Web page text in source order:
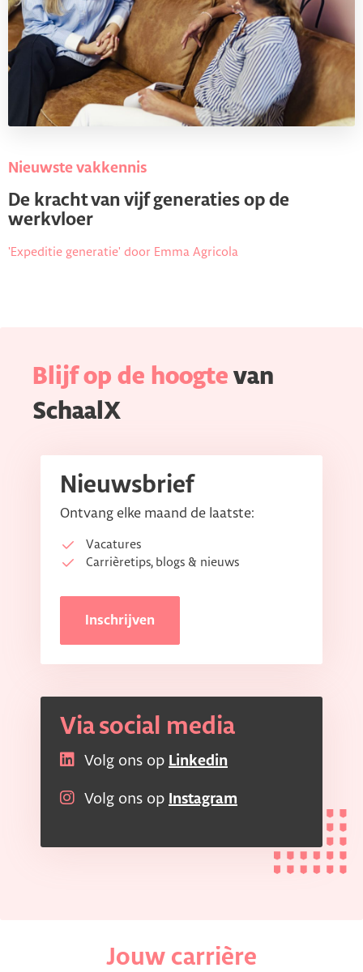
Nieuwste vakkennis
De kracht van vijf generaties op de
werkvloer
'Expeditie generatie' door Emma Agricola
Blijf op de hoogte van
SchaalX
Nieuwsbrief
Ontvang elke maand de laatste:
Vacatures
Carrièretips, blogs & nieuws
Inschrijven
Via social media
Volg ons op Linkedin
Volg ons op Instagram
Jouw carrière